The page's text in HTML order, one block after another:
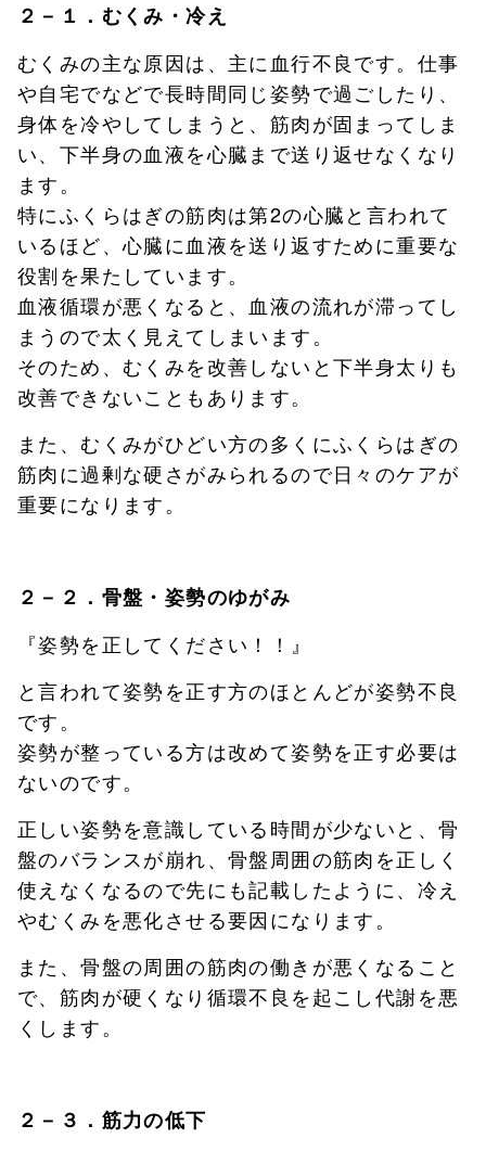
２－１． むくみ・冷え
むくみの主な原因は、主に血行不良です。仕事
や自宅でなどで長時間同じ姿勢で過ごしたり、
身体を冷やしてしまうと、筋肉が固まってしま
い、下半身の血液を心臓まで送り返せなくなり
ます。
特にふくらはぎの筋肉は第2の心臓と言われて
いるほど、心臓に血液を送り返すために重要な
役割を果たしています。
血液循環が悪くなると、血液の流れが滞ってし
まうので太く見えてしまいます。
そのため、むくみを改善しないと下半身太りも
改善できないこともあります。
また、むくみがひどい方の多くにふくらはぎの
筋肉に過剰な硬さがみられるので日々のケアが
重要になります。
２－２．骨盤・姿勢のゆがみ
『姿勢を正してください！！』
と言われて姿勢を正す方のほとんどが姿勢不良
です。
姿勢が整っている方は改めて姿勢を正す必要は
ないのです。
正しい姿勢を意識している時間が少ないと、骨
盤のバランスが崩れ、骨盤周囲の筋肉を正しく
使えなくなるので先にも記載したように、冷え
やむくみを悪化させる要因になります。
また、骨盤の周囲の筋肉の働きが悪くなること
で、筋肉が硬くなり循環不良を起こし代謝を悪
くします。
２－３．筋力の低下